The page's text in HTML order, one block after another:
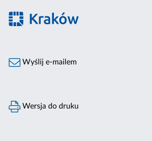
Wyślij e-mailem
Wersja do druku